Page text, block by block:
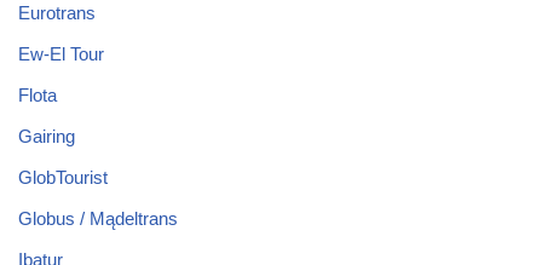
Eurotrans
Ew-El Tour
Flota
Gairing
GlobTourist
Globus / Mądeltrans
Ibatur